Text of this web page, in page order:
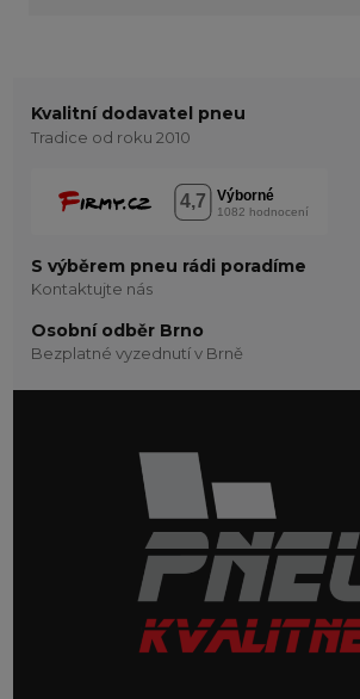
Kvalitní dodavatel pneu
Tradice od roku 2010
S výběrem pneu rádi poradíme
Kontaktujte nás
Osobní odběr Brno
Bezplatné vyzednutí v Brně